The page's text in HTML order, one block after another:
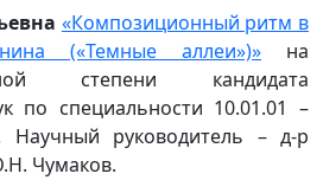
«Композиционный ритм в
(«Темные аллеи»)» на
степени кандидата
по специальности 10.01.01 –
Научный руководитель – д-р
Чумаков.